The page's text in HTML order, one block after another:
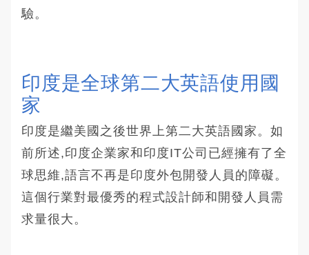
驗。
印度是全球第二大英語使用國
家
印度是繼美國之後世界上第二大英語國家。如
前所述,印度企業家和印度IT公司已經擁有了全
球思維,語言不再是印度外包開發人員的障礙。
這個行業對最優秀的程式設計師和開發人員需
求量很大。